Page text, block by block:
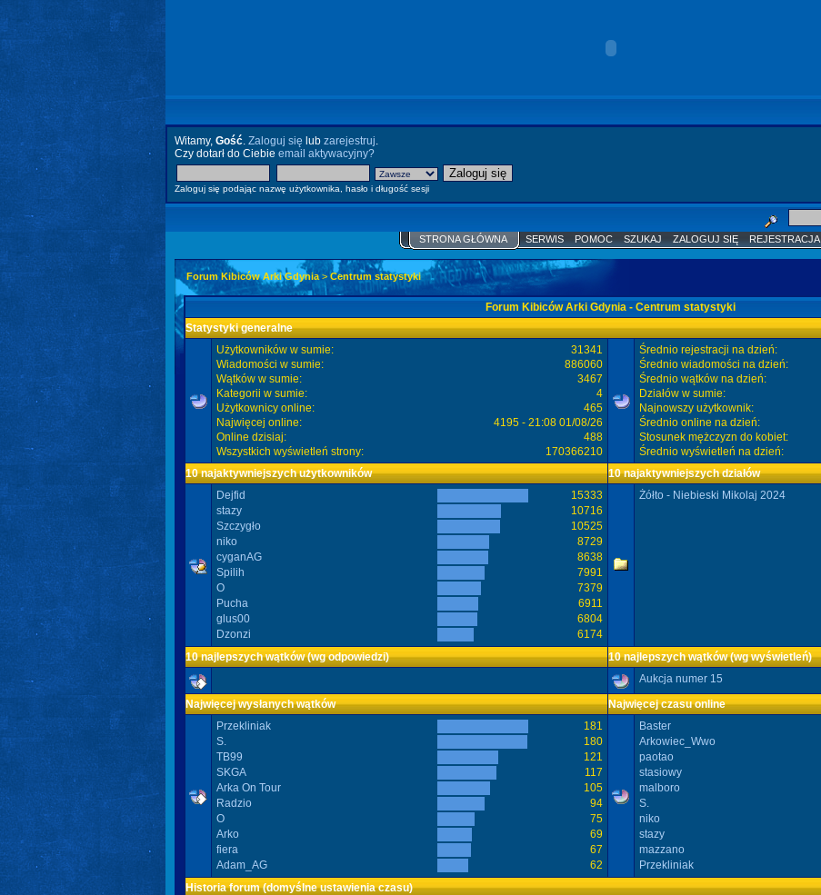
Witamy, Gość. Zaloguj się lub zarejestruj.
Czy dotarł do Ciebie email aktywacyjny?
Zaloguj się podając nazwę użytkownika, hasło i długość sesji
STRONA GŁÓWNA SERWIS POMOC SZUKAJ ZALOGUJ SIĘ REJESTRACJA
Forum Kibiców Arki Gdynia> Centrum statystyki
Forum Kibiców Arki Gdynia - Centrum statystyki
Statystyki generalne
Użytkowników w sumie:
31341
Wiadomości w sumie:
886060
Wątków w sumie:
3467
Kategorii w sumie:
4
Użytkownicy online:
465
Najwięcej online:
4195 - 21:08 01/08/26
Online dzisiaj:
488
Wszystkich wyświetleń strony:
170366210
Średnio rejestracji na dzień:
Średnio wiadomości na dzień:
Średnio wątków na dzień:
Działów w sumie:
Najnowszy użytkownik:
Średnio online na dzień:
Stosunek mężczyzn do kobiet:
Średnio wyświetleń na dzień:
10 najaktywniejszych użytkowników
10 najaktywniejszych działów
Dejfid
15333
stazy
10716
Szczygło
10525
niko
8729
cyganAG
8638
Spilih
7991
O
7379
Pucha
6911
glus00
6804
Dzonzi
6174
Żółto - Niebieski Mikolaj 2024
10 najlepszych wątków (wg odpowiedzi)
10 najlepszych wątków (wg wyświetleń)
Aukcja numer 15
Najwięcej wysłanych wątków
Najwięcej czasu online
Przekliniak
181
S.
180
TB99
121
SKGA
117
Arka On Tour
105
Radzio
94
O
75
Arko
69
fiera
67
Adam_AG
62
Baster
Arkowiec_Wwo
paotao
stasiowy
malboro
S.
niko
stazy
mazzano
Przekliniak
Historia forum (domyślne ustawienia czasu)